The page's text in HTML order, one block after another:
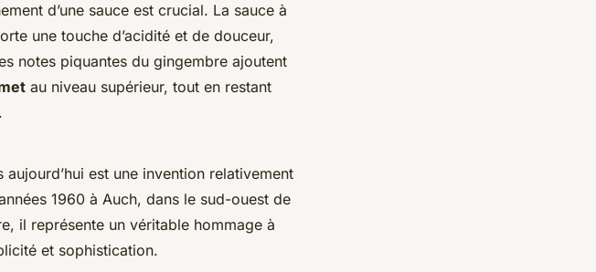
d’une sauce est crucial. La sauce à
une touche d’acidité et de douceur,
notes piquantes du gingembre ajoutent
au niveau supérieur, tout en restant
.
est une invention relativement
1960 à Auch, dans le sud-ouest de
il représente un véritable hommage à
et sophistication.